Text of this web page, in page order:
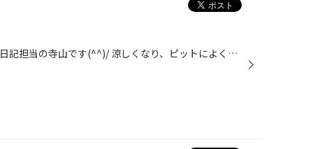
いつもお世話になっております。 日記担当の寺山です(^^)/ 涼しくなり、ピットによく蚊が飛ぶようになり、日々格闘しております(-_-;) 今日も作業の紹介を行っていこうと思います。 トヨタ シエンタ いつも当店をご利用いただいてるお客様の車です(^^)/ 夏タイヤがそろそろ交換時期ということで、交...